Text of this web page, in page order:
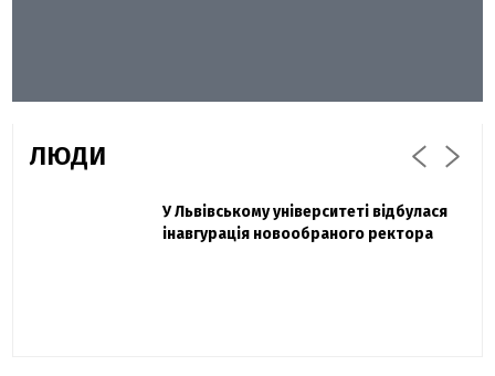
ЛЮДИ
Павло Дак
Захисник "Азовсталі" Діанов вдруге
одружився та показав фото з весілля
У Львівському університеті відбулася
інавгурація новообраного ректора